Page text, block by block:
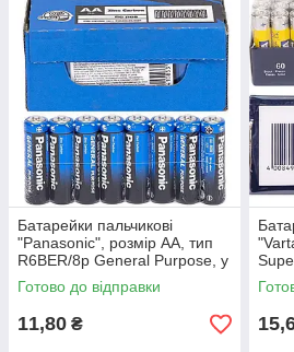
Батарейки пальчикові
"Panasonic", розмір AA, тип
R6BER/8p General Purpose, у
спайці 4 шт.
Готово до відправки
11,80 ₴
4 шт.